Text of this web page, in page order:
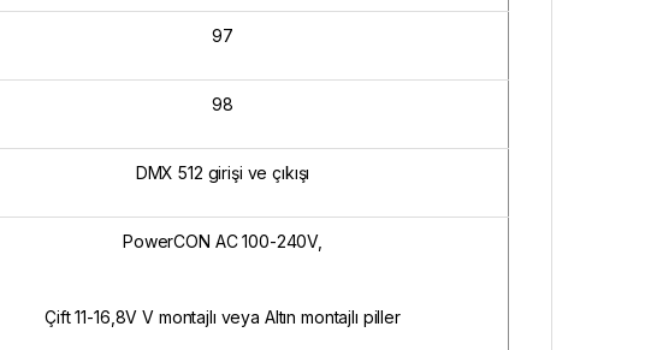
97
98
DMX 512 girişi ve çıkışı
PowerCON AC 100-240V,
Çift 11-16,8V V montajlı veya Altın montajlı piller